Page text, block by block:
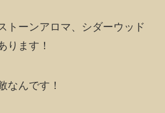
トーンアロマ、シダーウッド
ります！
なんです！